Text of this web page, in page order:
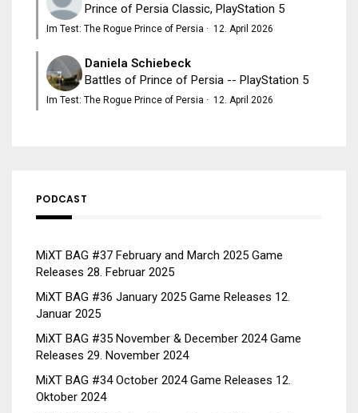
Prince of Persia Classic, PlayStation 5
Im Test: The Rogue Prince of Persia · 12. April 2026
Daniela Schiebeck
Battles of Prince of Persia -- PlayStation 5
Im Test: The Rogue Prince of Persia · 12. April 2026
PODCAST
MiXT BAG #37 February and March 2025 Game
Releases 28. Februar 2025
MiXT BAG #36 January 2025 Game Releases 12.
Januar 2025
MiXT BAG #35 November & December 2024 Game
Releases 29. November 2024
MiXT BAG #34 October 2024 Game Releases 12.
Oktober 2024